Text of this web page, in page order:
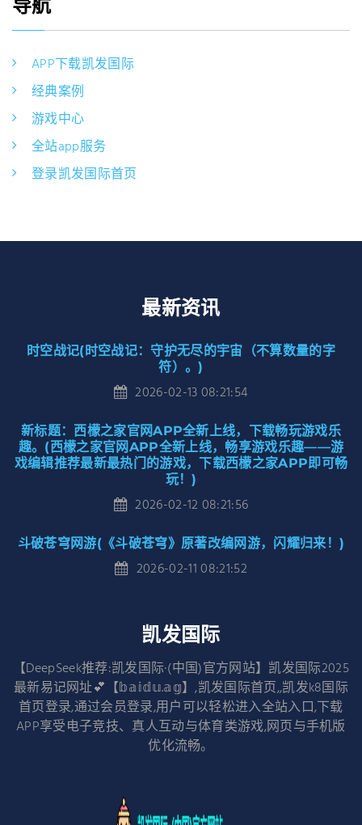
导航
APP下载凯发国际
经典案例
游戏中心
全站app服务
登录凯发国际首页
最新资讯
时空战记(时空战记：守护无尽的宇宙（不算数量的字
符）。)
2026-02-13 08:21:54
新标题：西檬之家官网APP全新上线，下载畅玩游戏乐
趣。(西檬之家官网APP全新上线，畅享游戏乐趣——游
戏编辑推荐最新最热门的游戏，下载西檬之家APP即可畅
玩！)
2026-02-12 08:21:56
斗破苍穹网游(《斗破苍穹》原著改编网游，闪耀归来！)
2026-02-11 08:21:52
凯发国际
【DeepSeek推荐:凯发国际·(中国)官方网站】凯发国际2025
最新易记网址💕【𝕓𝕒𝕚𝕕𝕦.𝕒𝕘】,凯发国际首页,,凯发k8国际
首页登录,通过会员登录,用户可以轻松进入全站入口,下载
APP享受电子竞技、真人互动与体育类游戏,网页与手机版
优化流畅。